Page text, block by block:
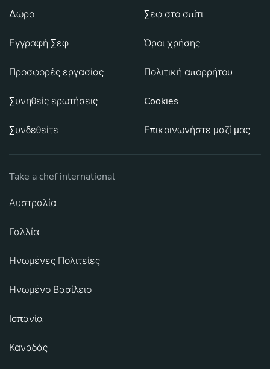
Δώρο
Εγγραφή Σεφ
Προσφορές εργασίας
Συνηθείς ερωτήσεις
Συνδεθείτε
Σεφ στο σπίτι
Όροι χρήσης
Πολιτική απορρήτου
Cookies
Επικοινωνήστε μαζί μας
Take a chef international
Αυστραλία
Γαλλία
Ηνωμένες Πολιτείες
Ηνωμένο Βασίλειο
Ισπανία
Καναδάς